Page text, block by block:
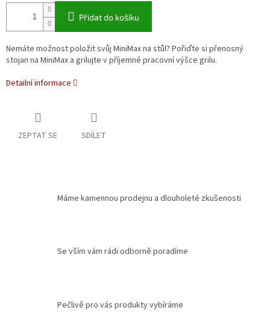
Přidat do košíku
Nemáte možnost položit svůj MiniMax na stůl? Pořiďte si přenosný
stojan na MiniMax a grilujte v příjemné pracovní výšce grilu.
Detailní informace
ZEPTAT SE SDÍLET
Máme kamennou prodejnu a dlouholeté zkušenosti
Se vším vám rádi odborně poradíme
Pečlivě pro vás produkty vybíráme